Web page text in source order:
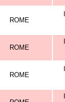
ROME
ROME
ROME